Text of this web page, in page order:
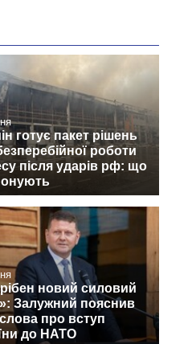
готує пакет рішень
роботи
після ударів рф: що
новий силовий
Залужний пояснив
про вступ
до НАТО